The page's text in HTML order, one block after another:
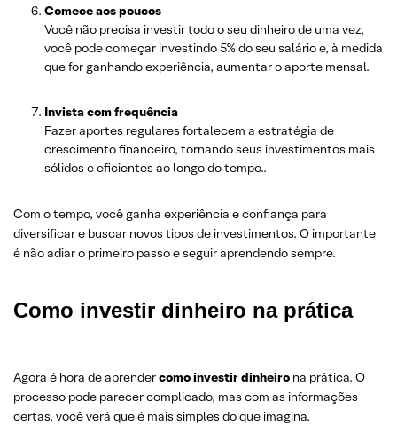
Comece aos poucos
Você não precisa investir todo o seu dinheiro de uma vez,
você pode começar investindo 5% do seu salário e, à medida
que for ganhando experiência, aumentar o aporte mensal.
Invista com frequência
Fazer aportes regulares fortalecem a estratégia de
crescimento financeiro, tornando seus investimentos mais
sólidos e eficientes ao longo do tempo..
Com o tempo, você ganha experiência e confiança para
diversificar e buscar novos tipos de investimentos. O importante
é não adiar o primeiro passo e seguir aprendendo sempre.
Como investir dinheiro na prática
Agora é hora de aprendercomo investir dinheiro na prática. O
processo pode parecer complicado, mas com as informações
certas, você verá que é mais simples do que imagina.